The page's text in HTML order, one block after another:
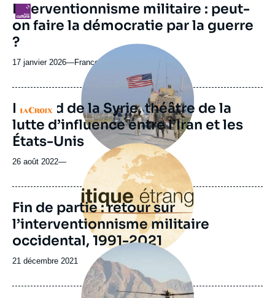
Logo
Interventionnisme militaire : peut-
on faire la démocratie par la guerre
?
17 janvier 2026—Nom
journal,
revue
ou
émission
France Culture
Logo
principale
médiatique
Le nord de la Syrie, théâtre de la
lutte d’influence entre l’Iran et les
États-Unis
26 août 2022—
Image
principale
Fin de partie : retour sur
l’interventionnisme militaire
occidental, 1991-2021
Date
publication
21 décembre 2021
Image
principale